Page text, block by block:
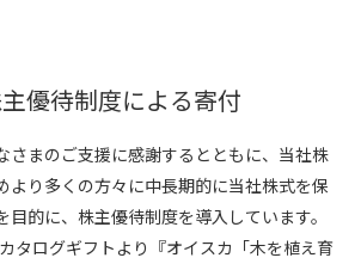
優待制度による寄付
さまのご支援に感謝するとともに、当社株
より多くの方々に中長期的に当社株式を保
的に、株主優待制度を導入しています。
タログギフトより『オイスカ「木を植え育